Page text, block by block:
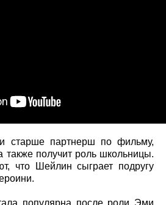
старше партнерш по фильму,
также получит роль школьницы.
что Шейлин сыграет подругу
популярна после роли Эми